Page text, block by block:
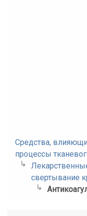
Средства,
процессы
свертывание